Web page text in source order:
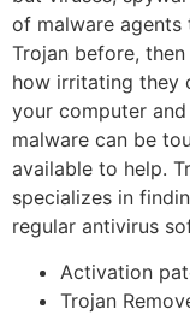
of malware
Trojan before,
how irritating they
your computer
malware can be
available to help.
specializes in
regular antivirus
Activation
Trojan